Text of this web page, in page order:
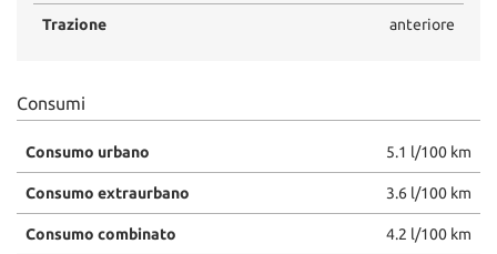
Trazione anteriore
Consumi
Consumo urbano 5.1 l/100 km
Consumo extraurbano 3.6 l/100 km
Consumo combinato 4.2 l/100 km